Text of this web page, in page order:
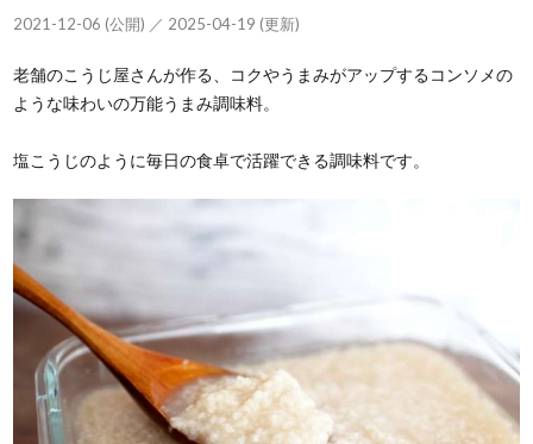
2021-12-06 (公開) ／ 2025-04-19 (更新)
老舗のこうじ屋さんが作る、コクやうまみがアップするコンソメの
ような味わいの万能うまみ調味料。
塩こうじのように毎日の食卓で活躍できる調味料です。